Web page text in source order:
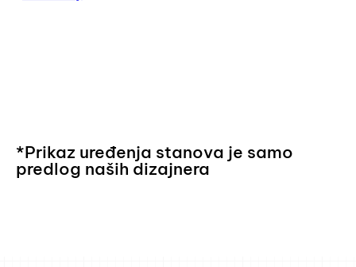
*Prikaz uređenja stanova je samo
predlog naših dizajnera